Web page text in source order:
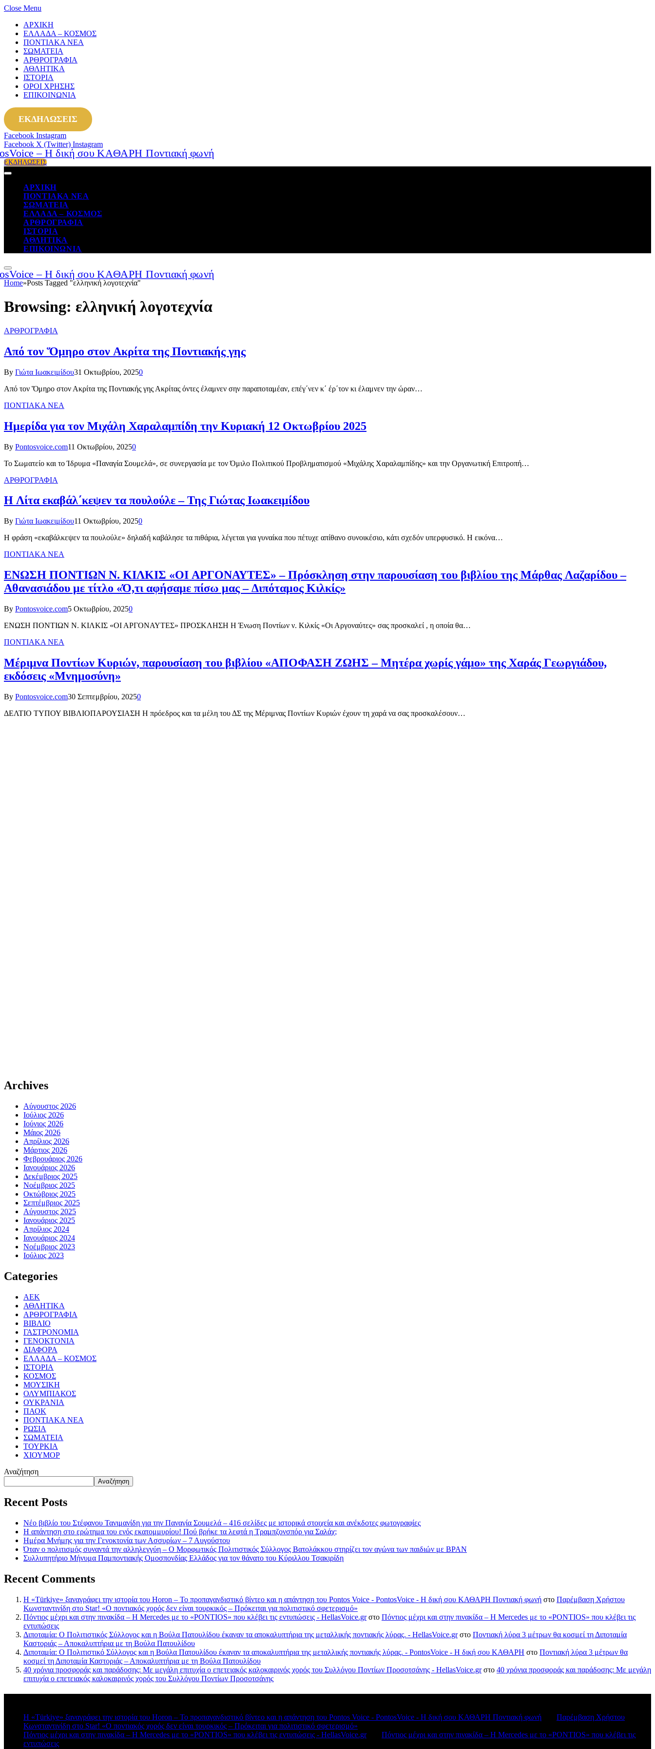
Close Menu
ΑΡΧΙΚΗ
ΕΛΛΑΔΑ – ΚΟΣΜΟΣ
ΠΟΝΤΙΑΚΑ ΝΕΑ
ΣΩΜΑΤΕΙΑ
ΑΡΘΡΟΓΡΑΦΙΑ
ΑΘΛΗΤΙΚΑ
ΙΣΤΟΡΙΑ
ΟΡΟΙ ΧΡΗΣΗΣ
ΕΠΙΚΟΙΝΩΝΙΑ
ΕΚΔΗΛΩΣΕΙΣ
Facebook Instagram
Facebook X (Twitter) Instagram
ΕΚΔΗΛΩΣΕΙΣ
ΑΡΧΙΚΗ
ΠΟΝΤΙΑΚΑ ΝΕΑ
ΣΩΜΑΤΕΙΑ
ΕΛΛΑΔΑ – ΚΟΣΜΟΣ
ΑΡΘΡΟΓΡΑΦΙΑ
ΙΣΤΟΡΙΑ
ΑΘΛΗΤΙΚΑ
ΕΠΙΚΟΙΝΩΝΙΑ
Home»Posts Tagged "ελληνική λογοτεχνία"
Browsing: ελληνική λογοτεχνία
ΑΡΘΡΟΓΡΑΦΙΑ
Από τον Ὅμηρο στον Ακρίτα της Ποντιακής γης
By Γιώτα Ιωακειμίδου31 Οκτωβρίου, 20250
Από τον Ὅμηρο στον Ακρίτα της Ποντιακής γης Ακρίτας όντες έλαμνεν σην παραποταμέαν, επέγ΄νεν κ΄ έρ΄τον κι έλαμνεν την ώραν…
ΠΟΝΤΙΑΚΑ ΝΕΑ
Ημερίδα για τον Μιχάλη Χαραλαμπίδη την Κυριακή 12 Οκτωβρίου 2025
By Pontosvoice.com11 Οκτωβρίου, 20250
Το Σωματείο και το Ίδρυμα «Παναγία Σουμελά», σε συνεργασία με τον Όμιλο Πολιτικού Προβληματισμού «Μιχάλης Χαραλαμπίδης» και την Οργανωτική Επιτροπή…
ΑΡΘΡΟΓΡΑΦΙΑ
Η Λίτα εκαβάλ΄κεψεν τα πουλούλε – Της Γιώτας Ιωακειμίδου
By Γιώτα Ιωακειμίδου11 Οκτωβρίου, 20250
Η φράση «εκαβάλκεψεν τα πουλούλε» δηλαδή καβάλησε τα πιθάρια, λέγεται για γυναίκα που πέτυχε απίθανο συνοικέσιο, κάτι σχεδόν υπερφυσικό. Η εικόνα…
ΠΟΝΤΙΑΚΑ ΝΕΑ
ΕΝΩΣΗ ΠΟΝΤΙΩΝ Ν. ΚΙΛΚΙΣ «ΟΙ ΑΡΓΟΝΑΥΤΕΣ» – Πρόσκληση στην παρουσίαση του βιβλίου της Μάρθας Λαζαρίδου –
Αθανασιάδου με τίτλο «Ό,τι αφήσαμε πίσω μας – Διπόταμος Κιλκίς»
By Pontosvoice.com5 Οκτωβρίου, 20250
ΕΝΩΣΗ ΠΟΝΤΙΩΝ Ν. ΚΙΛΚΙΣ «ΟΙ ΑΡΓΟΝΑΥΤΕΣ» ΠΡΟΣΚΛΗΣΗ Η Ένωση Ποντίων ν. Κιλκίς «Οι Αργοναύτες» σας προσκαλεί , η οποία θα…
ΠΟΝΤΙΑΚΑ ΝΕΑ
Μέριμνα Ποντίων Κυριών, παρουσίαση του βιβλίου «ΑΠΟΦΑΣΗ ΖΩΗΣ – Μητέρα χωρίς γάμο» της Χαράς Γεωργιάδου,
εκδόσεις «Μνημοσύνη»
By Pontosvoice.com30 Σεπτεμβρίου, 20250
ΔΕΛΤΙΟ ΤΥΠΟΥ ΒΙΒΛΙΟΠΑΡΟΥΣΙΑΣΗ Η πρόεδρος και τα μέλη του ΔΣ της Μέριμνας Ποντίων Κυριών έχουν τη χαρά να σας προσκαλέσουν…
Archives
Αύγουστος 2026
Ιούλιος 2026
Ιούνιος 2026
Μάιος 2026
Απρίλιος 2026
Μάρτιος 2026
Φεβρουάριος 2026
Ιανουάριος 2026
Δεκέμβριος 2025
Νοέμβριος 2025
Οκτώβριος 2025
Σεπτέμβριος 2025
Αύγουστος 2025
Ιανουάριος 2025
Απρίλιος 2024
Ιανουάριος 2024
Νοέμβριος 2023
Ιούλιος 2023
Categories
ΑΕΚ
ΑΘΛΗΤΙΚΑ
ΑΡΘΡΟΓΡΑΦΙΑ
ΒΙΒΛΙΟ
ΓΑΣΤΡΟΝΟΜΙΑ
ΓΕΝΟΚΤΟΝΙΑ
ΔΙΑΦΟΡΑ
ΕΛΛΑΔΑ – ΚΟΣΜΟΣ
ΙΣΤΟΡΙΑ
ΚΟΣΜΟΣ
ΜΟΥΣΙΚΗ
ΟΛΥΜΠΙΑΚΟΣ
ΟΥΚΡΑΝΙΑ
ΠΑΟΚ
ΠΟΝΤΙΑΚΑ ΝΕΑ
ΡΩΣΙΑ
ΣΩΜΑΤΕΙΑ
ΤΟΥΡΚΙΑ
ΧΙΟΥΜΟΡ
Αναζήτηση
Αναζήτηση
Recent Posts
Νέο βιβλίο του Στέφανου Τανιμανίδη για την Παναγία Σουμελά – 416 σελίδες με ιστορικά στοιχεία και ανέκδοτες φωτογραφίες
Η απάντηση στο ερώτημα του ενός εκατομμυρίου! Πού βρήκε τα λεφτά η Τραμπζονσπόρ για Σαλάχ;
Ημέρα Μνήμης για την Γενοκτονία των Ασσυρίων – 7 Αυγούστου
Όταν ο πολιτισμός συναντά την αλληλεγγύη – Ο Μορφωτικός Πολιτιστικός Σύλλογος Βατολάκκου στηρίζει τον αγώνα των παιδιών με BPAN
Συλλυπητήριο Μήνυμα Παμποντιακής Ομοσπονδίας Ελλάδος για τον θάνατο του Κύριλλου Τσακιρίδη
Recent Comments
Η «Türkiye» ξαναγράφει την ιστορία του Horon – Το προπαγανδιστικό βίντεο και η απάντηση του Pontos Voice - PontosVoice - H δική σου ΚΑΘΑΡΗ Ποντιακή φωνή στο Παρέμβαση Χρήστου
Κωνσταντινίδη στο Star! «Ο ποντιακός χορός δεν είναι τουρκικός – Πρόκειται για πολιτιστικό σφετερισμό»
Πόντιος μέχρι και στην πινακίδα – Η Mercedes με το «PONTIOS» που κλέβει τις εντυπώσεις - HellasVoice.grστο Πόντιος μέχρι και στην πινακίδα – Η Mercedes με το «PONTIOS» που κλέβει τις
εντυπώσεις
Διποταμία: Ο Πολιτιστικός Σύλλογος και η Βούλα Πατουλίδου έκαναν τα αποκαλυπτήρια της μεταλλικής ποντιακής λύρας. - HellasVoice.grστο Ποντιακή λύρα 3 μέτρων θα κοσμεί τη Διποταμία
Καστοριάς – Αποκαλυπτήρια με τη Βούλα Πατουλίδου
Διποταμία: Ο Πολιτιστικό Σύλλογος και η Βούλα Πατουλίδου έκαναν τα αποκαλυπτήρια της μεταλλικής ποντιακής λύρας. - PontosVoice - H δική σου ΚΑΘΑΡΗ στο Ποντιακή λύρα 3 μέτρων θα
κοσμεί τη Διποταμία Καστοριάς – Αποκαλυπτήρια με τη Βούλα Πατουλίδου
40 χρόνια προσφοράς και παράδοσης: Με μεγάλη επιτυχία ο επετειακός καλοκαιρινός χορός του Συλλόγου Ποντίων Προσοτσάνης - HellasVoice.grστο 40 χρόνια προσφοράς και παράδοσης: Με μεγάλη
επιτυχία ο επετειακός καλοκαιρινός χορός του Συλλόγου Ποντίων Προσοτσάνης
Η «Türkiye» ξαναγράφει την ιστορία του Horon – Το προπαγανδιστικό βίντεο και η απάντηση του Pontos Voice - PontosVoice - H δική σου ΚΑΘΑΡΗ Ποντιακή φωνή
Παρέμβαση Χρήστου
Κωνσταντινίδη στο Star! «Ο ποντιακός χορός δεν είναι τουρκικός – Πρόκειται για πολιτιστικό σφετερισμό»
Πόντιος μέχρι και στην πινακίδα – Η Mercedes με το «PONTIOS» που κλέβει τις εντυπώσεις - HellasVoice.grστο Πόντιος μέχρι και στην πινακίδα – Η Mercedes με το «PONTIOS» που κλέβει τις
εντυπώσεις